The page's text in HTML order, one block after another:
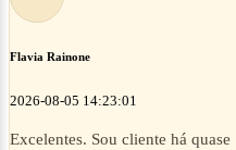
Flavia Rainone
2026-08-05 14:23:01
Excelentes. Sou cliente há